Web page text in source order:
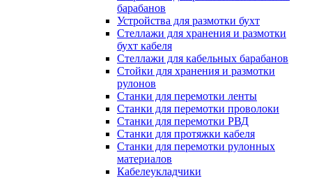
барабанов
Устройства для размотки бухт
Стеллажи для хранения и размотки
бухт кабеля
Стеллажи для кабельных барабанов
Стойки для хранения и размотки
рулонов
Станки для перемотки ленты
Станки для перемотки проволоки
Станки для перемотки РВД
Станки для протяжки кабеля
Станки для перемотки рулонных
материалов
Кабелеукладчики